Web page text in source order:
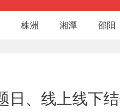
株洲 湘潭 邵阳
日、线上线下